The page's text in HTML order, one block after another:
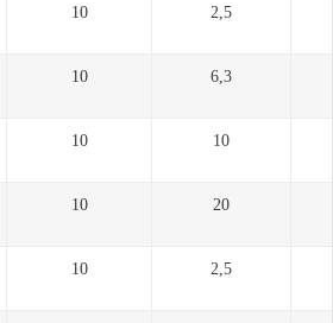
10 2,5
10 6,3
10 10
10 20
10 2,5